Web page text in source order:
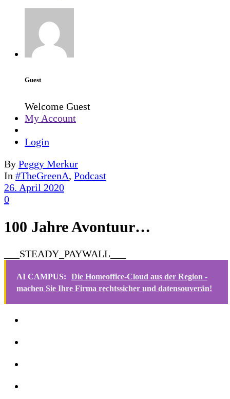
Guest
Welcome Guest
My Account
Login
By Peggy Merkur
In #TheGreenA, Podcast
26. April 2020
0
100 Jahre Avontuur…
___STEADY_PAYWALL___
AI CAMPUS:
Die Homeoffice-Cloud aus der Region -
machen Sie Ihre Firma rechtssicher und datensouverän!